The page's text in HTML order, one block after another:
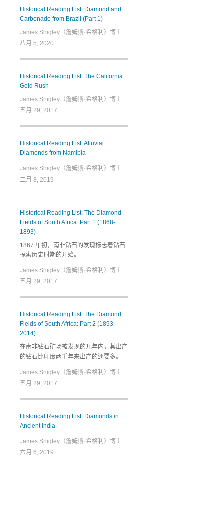
Historical Reading List: Diamond and
Carbonado from Brazil (Part 1)
James Shigley（詹姆斯·希格利）博士
八月 5, 2020
Historical Reading List: The California
Gold Rush
James Shigley（詹姆斯·希格利）博士
五月 29, 2017
Historical Reading List: Alluvial
Diamonds from Namibia
James Shigley（詹姆斯·希格利）博士
二月 8, 2019
Historical Reading List: The Diamond
Fields of South Africa: Part 1 (1868-
1893)
1867 年初，南非钻石的发现标志着钻石
探索历史时期的开始。
James Shigley（詹姆斯·希格利）博士
五月 29, 2017
Historical Reading List: The Diamond
Fields of South Africa: Part 2 (1893-
2014)
在南非钻石矿场被发现的几年内，其出产
的钻石比印度两千年来出产的还要多。
James Shigley（詹姆斯·希格利）博士
五月 29, 2017
Historical Reading List: Diamonds in
Ancient India
James Shigley（詹姆斯·希格利）博士
六月 6, 2019